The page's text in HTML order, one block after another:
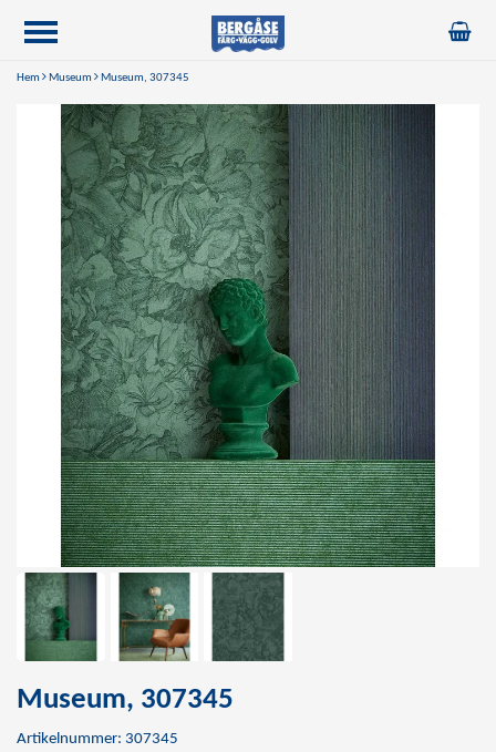
Hem Museum Museum, 307345
Museum, 307345
Artikelnummer: 307345